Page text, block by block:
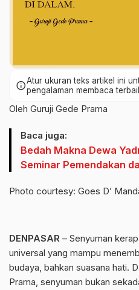
infoAtur ukuran teks artikel ini
pengalaman membaca
Oleh Guruji Gede Prama
Baca juga:
Bedah Makna Dewa
Seminar Pemendakan
Photo courtesy: Goes D’
DENPASAR – Senyuman
universal yang mampu
budaya, bahkan suasana hati.
Prama, senyuman bukan